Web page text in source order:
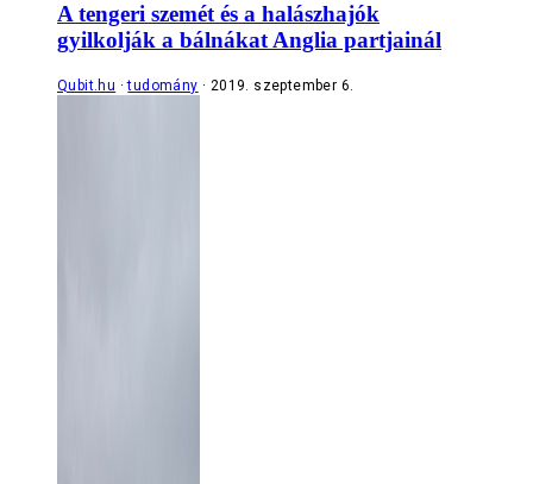
A tengeri szemét és a halászhajók
gyilkolják a bálnákat Anglia partjainál
Qubit.hu tudomány 2019. szeptember 6.